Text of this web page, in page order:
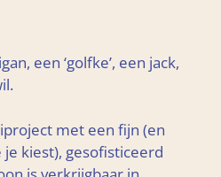
een ‘golfke’, een jack,
met een fijn (en
kiest), gesofisticeerd